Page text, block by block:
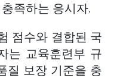
족하는 응시자.
점수와 결합된 국
는 교육훈련부 규
질 보장 기준을 충